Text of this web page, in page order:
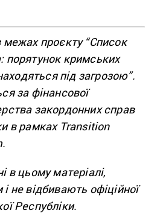
межах проєкту “Список
порятунок кримських
під загрозою”.
за фінансової
закордонних справ
в рамках Transition
в цьому матеріалі,
не відбивають офіційної
Республіки.